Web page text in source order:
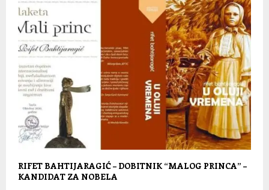
RIFET BAHTIJARAGIĆ – DOBITNIK “MALOG PRINCA” –
KANDIDAT ZA NOBELA